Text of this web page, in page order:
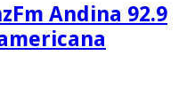
Fm Andina 92.9